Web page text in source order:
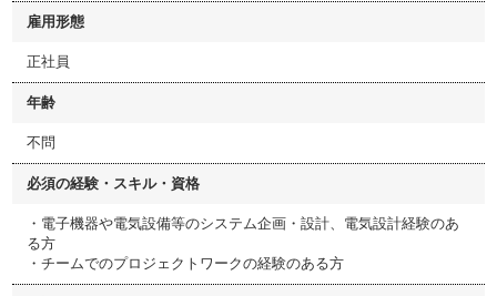
雇用形態
正社員
年齢
不問
必須の経験・スキル・資格
・電子機器や電気設備等のシステム企画・設計、電気設計経験のあ
る方
・チームでのプロジェクトワークの経験のある方